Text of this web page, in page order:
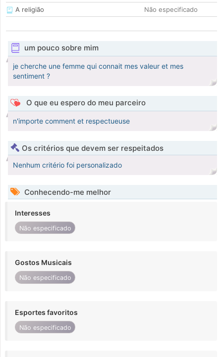
A religião
Não especificado
um pouco sobre mim
je cherche une femme qui connait mes valeur et mes
sentiment ?
O que eu espero do meu parceiro
n'importe comment et respectueuse
Os critérios que devem ser respeitados
Nenhum critério foi personalizado
Conhecendo-me melhor
Interesses
Não especificado
Gostos Musicais
Não especificado
Esportes favoritos
Não especificado